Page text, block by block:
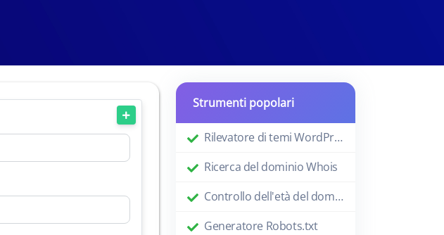
Strumenti popolari
Rilevatore di temi WordPress
Ricerca del dominio Whois
Controllo dell'età del dominio
Generatore Robots.txt